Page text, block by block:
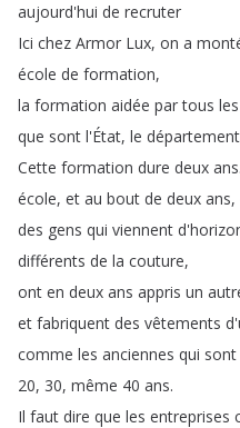
aujourd'hui de recruter
Ici chez Armor Lux, on a
école de formation,
la formation aidée par tous les
que sont l'État, le département
Cette formation dure deux ans
école, et au bout de deux ans,
des gens qui viennent
différents de la couture,
ont en deux ans appris un
et fabriquent des vêtements
comme les anciennes qui sont
20, 30, même 40 ans.
Il faut dire que les entreprises